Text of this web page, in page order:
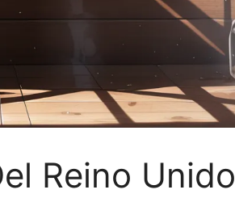
Reino Unido